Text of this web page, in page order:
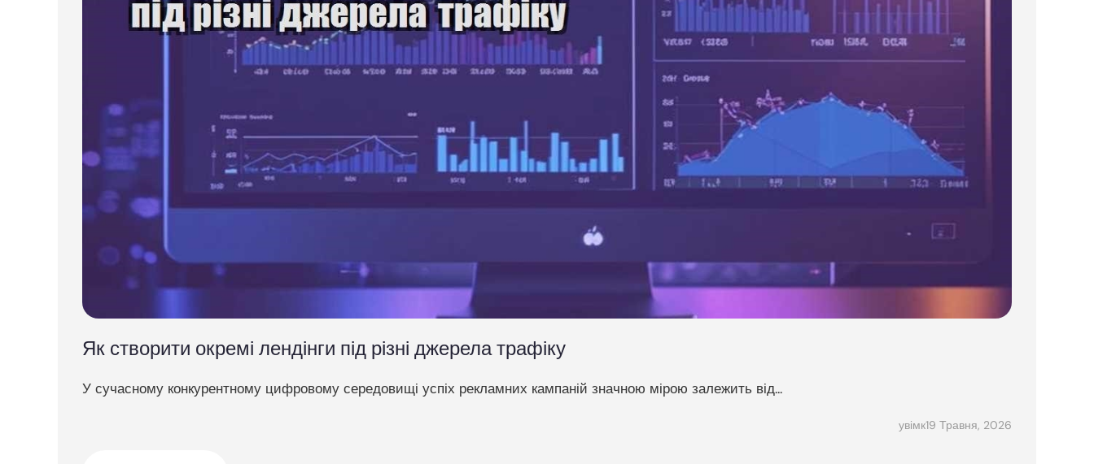
Як створити окремі лендінги під різні джерела трафіку
У сучасному конкурентному цифровому середовищі успіх рекламних кампаній значною мірою залежить від...
увімк19 Травня, 2026